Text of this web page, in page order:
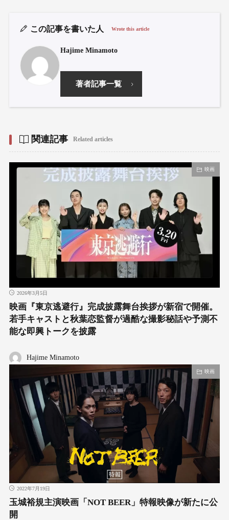
この記事を書いた人 Wrote this article
Hajime Minamoto
著者記事一覧
関連記事 Related articles
映画
2026年3月5日
映画『東京逃避行』完成披露舞台挨拶が新宿で開催。
若手キャストと秋葉恋監督が過酷な撮影秘話や予測不
能な即興トークを披露
Hajime Minamoto
映画
2022年7月19日
玉城裕規主演映画「NOT BEER」特報映像が新たに公
開